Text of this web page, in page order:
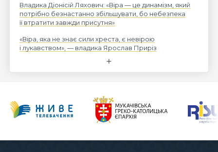
Владика Діонісій Ляхович: «Віра — це динамізм, який
потрібно безнастанно збільшувати, бо небезпека
її втратити завжди присутня»
«Віра, яка не знає сили хреста, є невірою
і лукавством», — владика Ярослав Приріз